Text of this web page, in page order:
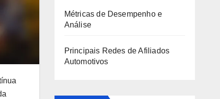
Métricas de Desempenho e
Análise
Principais Redes de Afiliados
Automotivos